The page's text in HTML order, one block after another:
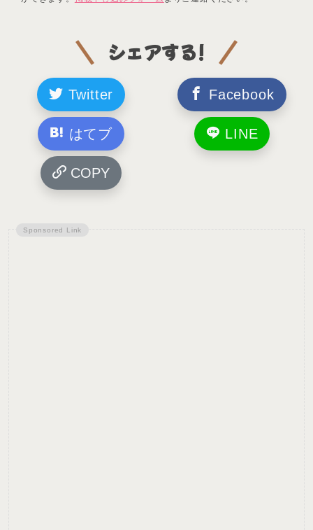
シェアする!
Twitter Facebook
はてブ LINE
COPY